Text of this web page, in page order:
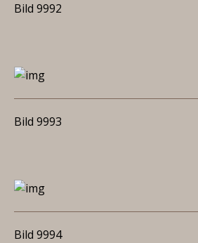
Bild 9992
Bild 9993
Bild 9994